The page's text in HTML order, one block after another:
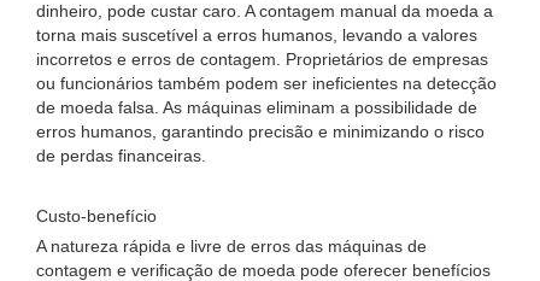
dinheiro, pode custar caro. A contagem manual da moeda a
torna mais suscetível a erros humanos, levando a valores
incorretos e erros de contagem. Proprietários de empresas
ou funcionários também podem ser ineficientes na detecção
de moeda falsa. As máquinas eliminam a possibilidade de
erros humanos, garantindo precisão e minimizando o risco
de perdas financeiras.
Custo-benefício
A natureza rápida e livre de erros das máquinas de
contagem e verificação de moeda pode oferecer benefícios